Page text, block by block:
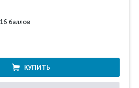
16 баллов
КУПИТЬ